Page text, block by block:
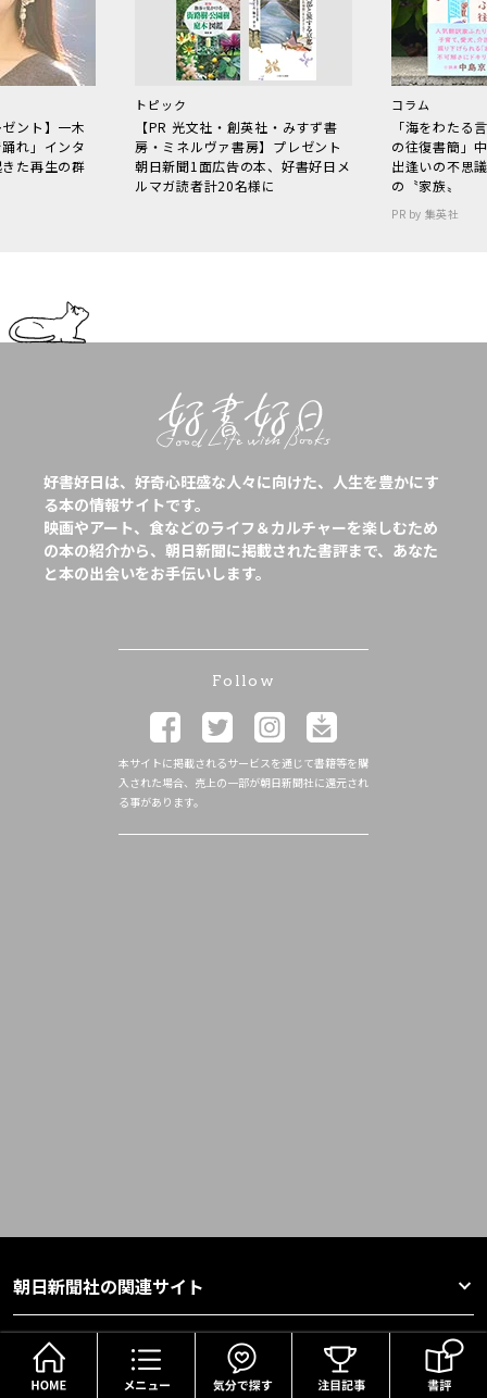
ント】一木
れ」インタ
た再生の群
トピック
【PR 光文社・創英社・みすず書
房・ミネルヴァ書房】プレゼント
朝日新聞1面広告の本、好書好日メ
ルマガ読者計20名様に
コラム
「海をわた
の往復書簡」
出逢いの不思
の〝家族〟
PR by 集英社
好書好日は、好奇心旺盛な人々に向けた、人生を豊かにす
る本の情報サイトです。
映画やアート、食などのライフ＆カルチャーを楽しむため
の本の紹介から、朝日新聞に掲載された書評まで、あなた
と本の出会いをお手伝いします。
Follow
本サイトに掲載されるサービスを通じて書籍等を購
入された場合、売上の一部が朝日新聞社に還元され
る事があります。
朝日新聞社の関連サイト
このサイトについて サイトマップ
サイトポリシー プライバシーポータル
プライバシーポリシー